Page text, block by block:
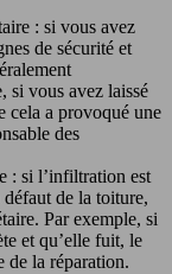
: si vous avez
de sécurité et
si vous avez laissé
cela a provoqué une
des
: si l’infiltration est
de la toiture,
Par exemple, si
et qu’elle fuit, le
de la réparation.